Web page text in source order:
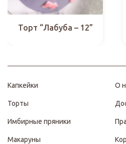
Торт “Лабуба – 12”
Капкейки
Торты
Имбирные пряники
Макаруны
О